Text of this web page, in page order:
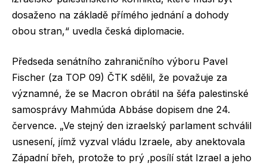
dosaženo na základě přímého jednání a dohody
obou stran,“ uvedla česká diplomacie.
Předseda senátního zahraničního výboru Pavel
Fischer (za TOP 09) ČTK sdělil, že považuje za
významné, že se Macron obrátil na šéfa palestinské
samosprávy Mahmúda Abbáse dopisem dne 24.
července. „Ve stejný den izraelský parlament schválil
usnesení, jímž vyzval vládu Izraele, aby anektovala
Západní břeh, protože to prý ‚posílí stát Izrael a jeho